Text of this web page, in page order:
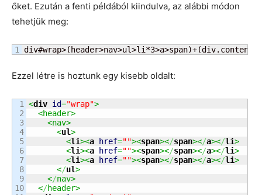
őket. Ezután a fenti példából kiindulva, az alábbi módon
tehetjük meg:
Ezzel létre is hoztunk egy kisebb oldalt:
1
2
3
4
5
6
7
8
9
10
<div id="wrap">
<header>
<nav>
<ul>
<li><a href=""><span></span></a></li>
<li><a href=""><span></span></a></li>
<li><a href=""><span></span></a></li>
</ul>
</nav>
</header>